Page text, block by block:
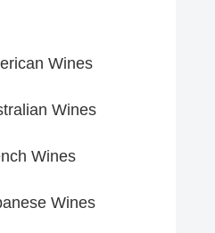
Wines
Wines
Wines
Wines